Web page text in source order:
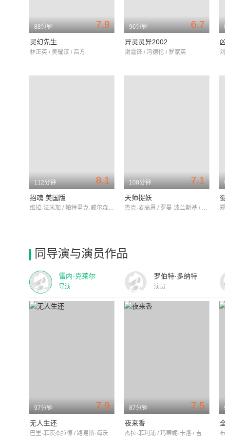
7.9
88分钟
灵幻先生
林正英 / 吴耀汉 / 吕方
6.7
96分钟
异灵灵异2002
谢霆锋 / 冯德伦 / 罗家英
8.1
112分钟
招魂 美国版
维拉·法米加 / 帕特里克·威尔森 / 莉莉·泰勒
7.1
108分钟
天师捉妖
杰克·麦高恩 / 罗曼·波兰斯基 / 阿尔菲·巴斯
同导演与演员作品
雷内·克莱尔
导演
罗伯特·多纳特
演员
7.9
97分钟
无人生还
巴里·菲茨杰拉德 / 路易斯·海沃德 / 琼·杜普雷
7.5
87分钟
夜来香
杰拉·菲利浦 / 玛蒂妮·卡洛 / 吉娜·劳洛勃丽吉达